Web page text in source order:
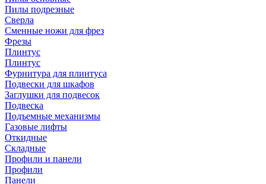
Пилы подрезные
Сверла
Сменные ножи для фрез
Фрезы
Плинтус
Плинтус
Фурнитура для плинтуса
Подвески для шкафов
Заглушки для подвесок
Подвеска
Подъемные механизмы
Газовые лифты
Откидные
Складные
Профили и панели
Профили
Панели